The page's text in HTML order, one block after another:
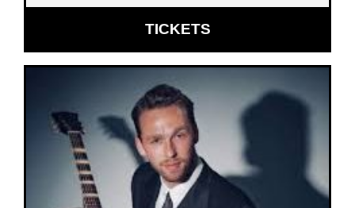
TICKETSOPENT
IN
VENSTER